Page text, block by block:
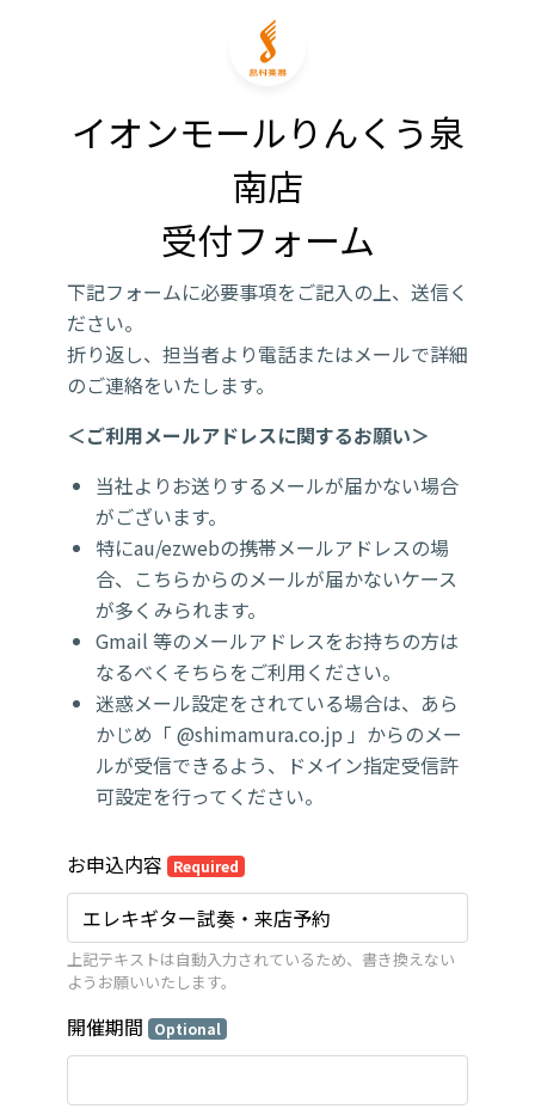
イオンモールりんくう泉
南店
受付フォーム
下記フォームに必要事項をご記入の上、送信く
ださい。
折り返し、担当者より電話またはメールで詳細
のご連絡をいたします。
＜ご利用メールアドレスに関するお願い＞
当社よりお送りするメールが届かない場合
がございます。
特にau/ezwebの携帯メールアドレスの場
合、こちらからのメールが届かないケース
が多くみられます。
Gmail 等のメールアドレスをお持ちの方は
なるべくそちらをご利用ください。
迷惑メール設定をされている場合は、あら
かじめ「 @shimamura.co.jp 」からのメー
ルが受信できるよう、ドメイン指定受信許
可設定を行ってください。
お申込内容 Required
上記テキストは自動入力されているため、書き換えない
ようお願いいたします。
開催期間 Optional